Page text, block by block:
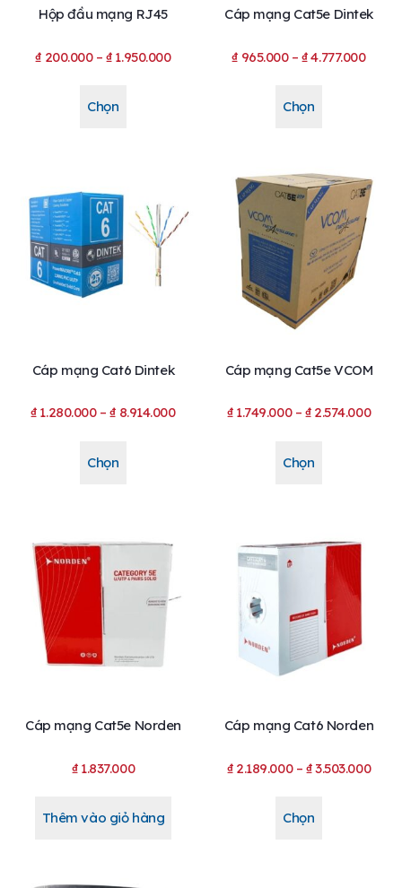
Hộp đầu mạng RJ45
₫ 200.000 – ₫1.950.000
Chọn
Cáp mạng Cat5e Dintek
₫ 965.000 – ₫4.777.000
Chọn
Cáp mạng Cat6 Dintek
₫1.280.000 – ₫8.914.000
Chọn
Cáp mạng Cat5e VCOM
₫1.749.000 – ₫2.574.000
Chọn
Cáp mạng Cat5e Norden
₫1.837.000
Thêm vào giỏ hàng
Cáp mạng Cat6 Norden
₫2.189.000 – ₫3.503.000
Chọn